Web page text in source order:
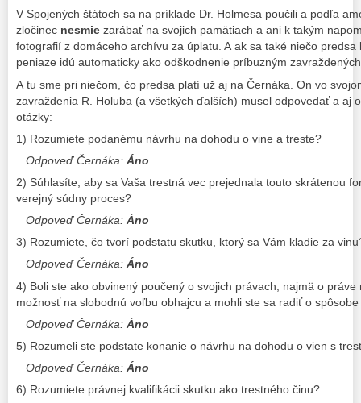
V Spojených štátoch sa na príklade Dr. Holmesa poučili a podľa
zločinec nesmie zarábať na svojich pamätiach a ani k takým
fotografií z domáceho archívu za úplatu. A ak sa také niečo
peniaze idú automaticky ako odškodnenie príbuzným
A tu sme pri niečom, čo predsa platí už aj na Černáka. On vo
zavraždenia R. Holuba (a všetkých ďalších) musel odpovedať a aj
otázky:
1) Rozumiete podanému návrhu na dohodu o vine a treste?
Odpoveď Černáka: Áno
2) Súhlasíte, aby sa Vaša trestná vec prejednala touto skrátenou
verejný súdny proces?
Odpoveď Černáka: Áno
3) Rozumiete, čo tvorí podstatu skutku, ktorý sa Vám kladie za
Odpoveď Černáka: Áno
4) Boli ste ako obvinený poučený o svojich právach, najmä o
možnosť na slobodnú voľbu obhajcu a mohli ste sa radiť o
Odpoveď Černáka: Áno
5) Rozumeli ste podstate konanie o návrhu na dohodu o vien s
Odpoveď Černáka: Áno
6) Rozumiete právnej kvalifikácii skutku ako trestného činu?